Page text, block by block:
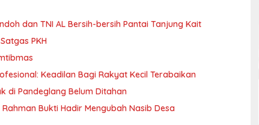
dan TNI AL Bersih-bersih Pantai Tanjung Kait
PKH
Keadilan Bagi Rakyat Kecil Terabaikan
di Pandeglang Belum Ditahan
Bukti Hadir Mengubah Nasib Desa